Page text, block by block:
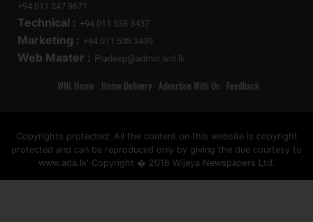
+94 011 247 9671
Technical : +94 011 538 3437
Marketing : +94 011 538 3439
Web Master : Pradeep@admin.wnl.lk
WNL Home Home Delivery Advertise With Us Feedback
Copyrights protected: All the content on this website is copyright
protected and can be reproduced only by giving the due courtesy to
www.ada.lk' Copyright � 2018 Wijeya Newspapers Ltd.